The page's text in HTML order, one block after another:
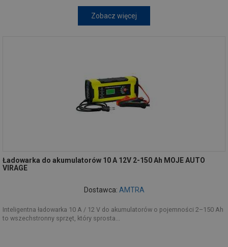
Zobacz więcej
Ładowarka do akumulatorów 10 A 12V 2-150 Ah MOJE AUTO
VIRAGE
Dostawca: AMTRA
Inteligentna ładowarka 10 A / 12 V do akumulatorów o pojemności 2–150 Ah
to wszechstronny sprzęt, który sprosta...